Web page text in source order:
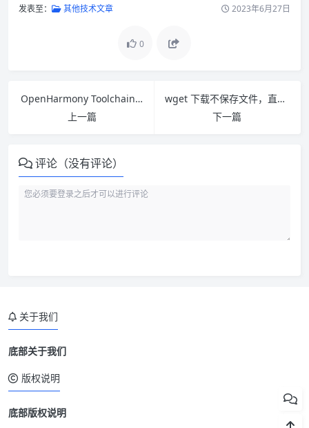
发表至： 其他技术文章 2023年6月27日
0
OpenHarmony Toolchain 安装命令
上一篇
wget 下载不保存文件，直接使用 tar 解压
下一篇
评论（没有评论）
关于我们
底部关于我们
版权说明
底部版权说明